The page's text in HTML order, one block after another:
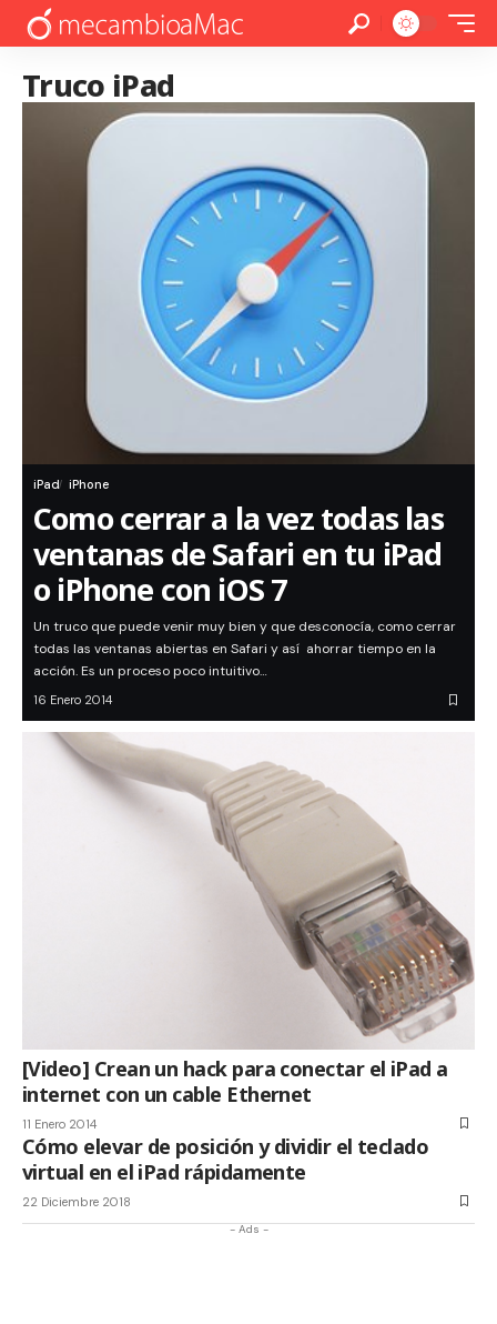
Truco iPad
iPad iPhone
Como cerrar a la vez todas las
ventanas de Safari en tu iPad
o iPhone con iOS 7
Un truco que puede venir muy bien y que desconocía, como cerrar
todas las ventanas abiertas en Safari y así ahorrar tiempo en la
acción. Es un proceso poco intuitivo…
16 Enero 2014
[Video] Crean un hack para conectar el iPad a
internet con un cable Ethernet
11 Enero 2014
Cómo elevar de posición y dividir el teclado
virtual en el iPad rápidamente
22 Diciembre 2018
- Ads -